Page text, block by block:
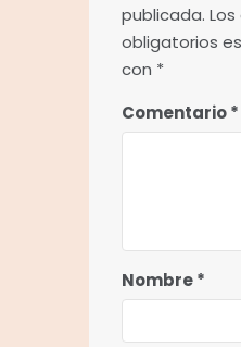
publicada.
obligatorios
con *
Comentario*
Nombre*